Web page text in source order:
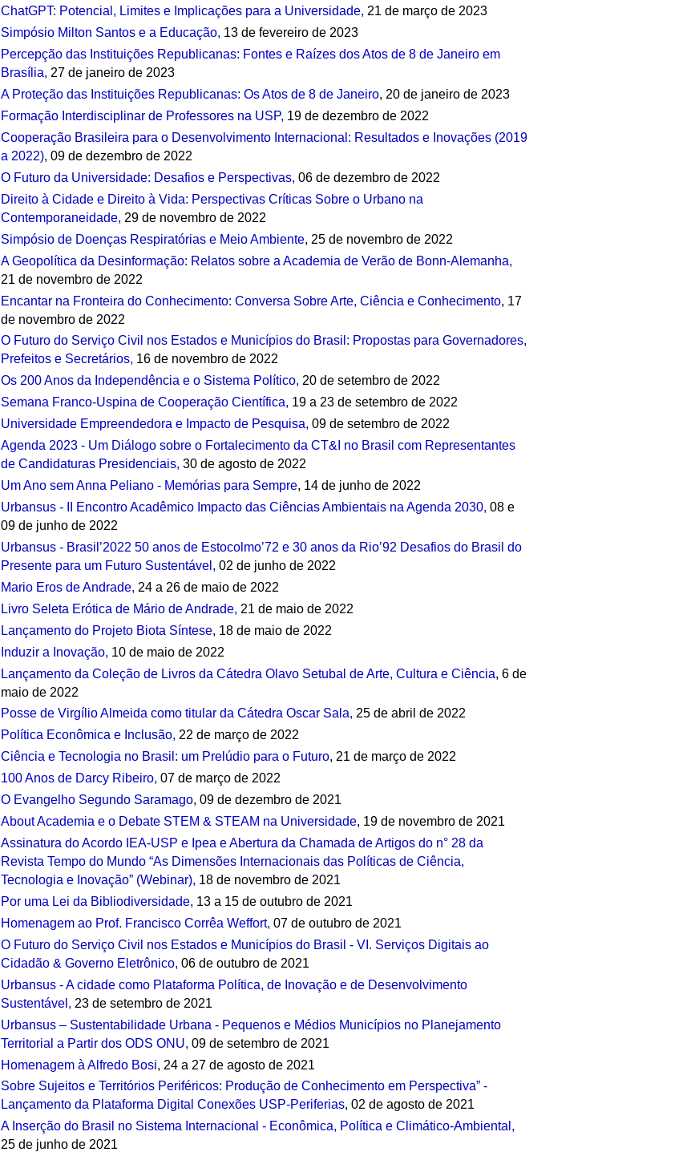
ChatGPT: Potencial, Limites e Implicações para a Universidade, 21 de março de 2023
Simpósio Milton Santos e a Educação, 13 de fevereiro de 2023
Percepção das Instituições Republicanas: Fontes e Raízes dos Atos de 8 de Janeiro em
Brasília, 27 de janeiro de 2023
A Proteção das Instituições Republicanas: Os Atos de 8 de Janeiro, 20 de janeiro de 2023
Formação Interdisciplinar de Professores na USP, 19 de dezembro de 2022
Cooperação Brasileira para o Desenvolvimento Internacional: Resultados e Inovações (2019
a 2022), 09 de dezembro de 2022
O Futuro da Universidade: Desafios e Perspectivas, 06 de dezembro de 2022
Direito à Cidade e Direito à Vida: Perspectivas Críticas Sobre o Urbano na
Contemporaneidade, 29 de novembro de 2022
Simpósio de Doenças Respiratórias e Meio Ambiente, 25 de novembro de 2022
A Geopolítica da Desinformação: Relatos sobre a Academia de Verão de Bonn-Alemanha,
21 de novembro de 2022
Encantar na Fronteira do Conhecimento: Conversa Sobre Arte, Ciência e Conhecimento, 17
de novembro de 2022
O Futuro do Serviço Civil nos Estados e Municípios do Brasil: Propostas para Governadores,
Prefeitos e Secretários, 16 de novembro de 2022
Os 200 Anos da Independência e o Sistema Político, 20 de setembro de 2022
Semana Franco-Uspina de Cooperação Científica, 19 a 23 de setembro de 2022
Universidade Empreendedora e Impacto de Pesquisa, 09 de setembro de 2022
Agenda 2023 - Um Diálogo sobre o Fortalecimento da CT&I no Brasil com Representantes
de Candidaturas Presidenciais, 30 de agosto de 2022
Um Ano sem Anna Peliano - Memórias para Sempre, 14 de junho de 2022
Urbansus - II Encontro Acadêmico Impacto das Ciências Ambientais na Agenda 2030, 08 e
09 de junho de 2022
Urbansus - Brasil’2022 50 anos de Estocolmo’72 e 30 anos da Rio’92 Desafios do Brasil do
Presente para um Futuro Sustentável, 02 de junho de 2022
Mario Eros de Andrade, 24 a 26 de maio de 2022
Livro Seleta Erótica de Mário de Andrade, 21 de maio de 2022
Lançamento do Projeto Biota Síntese, 18 de maio de 2022
Induzir a Inovação, 10 de maio de 2022
Lançamento da Coleção de Livros da Cátedra Olavo Setubal de Arte, Cultura e Ciência, 6 de
maio de 2022
Posse de Virgílio Almeida como titular da Cátedra Oscar Sala, 25 de abril de 2022
Política Econômica e Inclusão, 22 de março de 2022
Ciência e Tecnologia no Brasil: um Prelúdio para o Futuro, 21 de março de 2022
100 Anos de Darcy Ribeiro, 07 de março de 2022
O Evangelho Segundo Saramago, 09 de dezembro de 2021
About Academia e o Debate STEM & STEAM na Universidade, 19 de novembro de 2021
Assinatura do Acordo IEA-USP e Ipea e Abertura da Chamada de Artigos do n° 28 da
Revista Tempo do Mundo “As Dimensões Internacionais das Políticas de Ciência,
Tecnologia e Inovação” (Webinar), 18 de novembro de 2021
Por uma Lei da Bibliodiversidade, 13 a 15 de outubro de 2021
Homenagem ao Prof. Francisco Corrêa Weffort, 07 de outubro de 2021
O Futuro do Serviço Civil nos Estados e Municípios do Brasil - VI. Serviços Digitais ao
Cidadão & Governo Eletrônico, 06 de outubro de 2021
Urbansus - A cidade como Plataforma Política, de Inovação e de Desenvolvimento
Sustentável, 23 de setembro de 2021
Urbansus – Sustentabilidade Urbana - Pequenos e Médios Municípios no Planejamento
Territorial a Partir dos ODS ONU, 09 de setembro de 2021
Homenagem à Alfredo Bosi, 24 a 27 de agosto de 2021
Sobre Sujeitos e Territórios Periféricos: Produção de Conhecimento em Perspectiva” -
Lançamento da Plataforma Digital Conexões USP-Periferias, 02 de agosto de 2021
A Inserção do Brasil no Sistema Internacional - Econômica, Política e Climático-Ambiental,
25 de junho de 2021